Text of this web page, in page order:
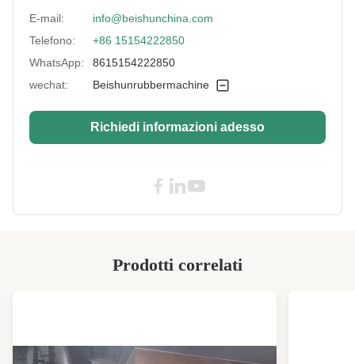
Port: Qingdao
Height Of Blade: 128mm
Size: personalizzato
Rubber
Macchine per tagliare fogli di gomma
India, Sri Lanka
E-mail:
info@beishunchina.com
Telefono:
+86 15154222850
WhatsApp:
8615154222850
wechat:
Beishunrubbermachine
Richiedi informazioni adesso
Prodotti correlati